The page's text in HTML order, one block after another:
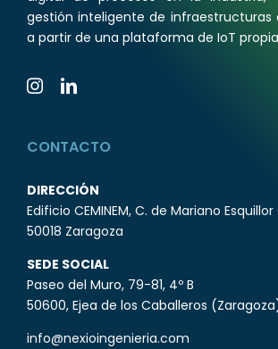
gestión inteligente de infraestructuras
a partir de una plataforma de IoT
CONTACTO
DIRECCIÓN
Edificio CEMINEM, C. de Mariano
50018 Zaragoza
SEDE SOCIAL
Paseo del Muro, 79-81, 4º B
50600, Ejea de los Caballeros
info@nexioingenieria.com